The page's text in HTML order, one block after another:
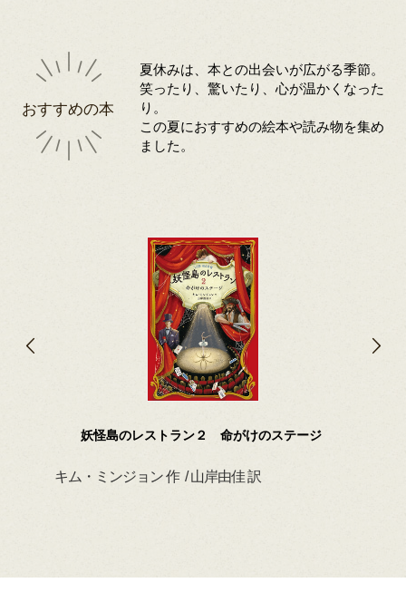
おすすめの本
夏休みは、本との出会いが広がる季節。
笑ったり、驚いたり、心が温かくなった
り。
この夏におすすめの絵本や読み物を集め
ました。
妖怪島のレストラン２ 命がけのステージ
キム・ミンジョン 作 / 山岸由佳 訳